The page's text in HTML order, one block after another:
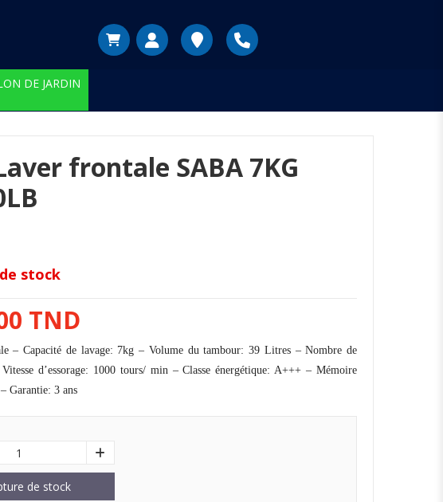
DE JARDIN
frontale SABA 7KG
stock
TND
– Capacité de lavage: 7kg – Volume du tambour: 39 Litres – Nombre de
d’essorage: 1000 tours/ min – Classe énergétique: A+++ – Mémoire
Garantie: 3 ans
1
de stock